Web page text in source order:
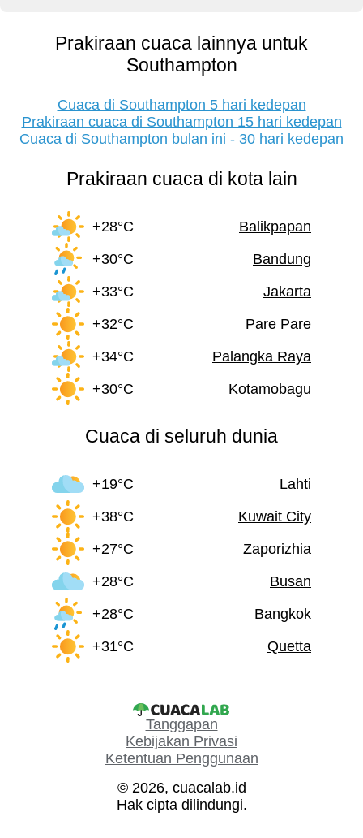
Prakiraan cuaca lainnya untuk
Southampton
Cuaca di Southampton 5 hari kedepan
Prakiraan cuaca di Southampton 15 hari kedepan
Cuaca di Southampton bulan ini - 30 hari kedepan
Prakiraan cuaca di kota lain
+28°C
Balikpapan
+30°C
Bandung
+33°C
Jakarta
+32°C
Pare Pare
+34°C
Palangka Raya
+30°C
Kotamobagu
Cuaca di seluruh dunia
+19°C
Lahti
+38°C
Kuwait City
+27°C
Zaporizhia
+28°C
Busan
+28°C
Bangkok
+31°C
Quetta
Tanggapan
Kebijakan Privasi
Ketentuan Penggunaan
© 2026, cuacalab.id
Hak cipta dilindungi.